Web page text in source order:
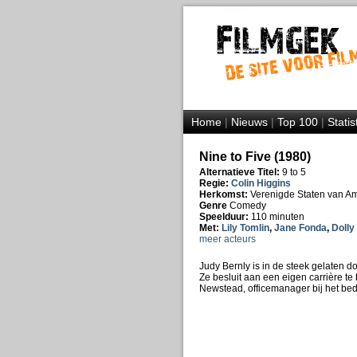
Home|Nieuws|Top 100|
Nine to Five (1980)
Alternatieve Titel: 9 to 5
Regie: Colin Higgins
Herkomst: Verenigde Staten van
Genre Comedy
Speelduur: 110 minuten
Met: Lily Tomlin, Jane Fonda,
meer acteurs
Judy Bernly is in de steek gelaten
Ze besluit aan een eigen carrière
Newstead, officemanager bij het